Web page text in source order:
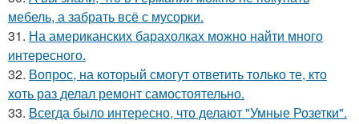
мебель, а забрать всё с мусорки.
31. На американских барахолках можно найти много
интересного.
32. Вопрос, на который смогут ответить только те, кто
хоть раз делал ремонт самостоятельно.
33. Всегда было интересно, что делают "Умные Розетки".